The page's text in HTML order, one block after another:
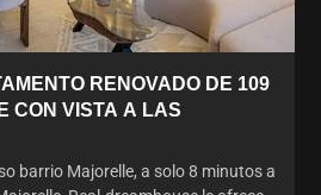
RENOVADO DE 109
CON VISTA A LAS
barrio Majorelle, a solo 8 minutos a